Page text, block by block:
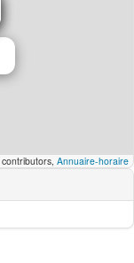
contributors, Annuaire-horaire